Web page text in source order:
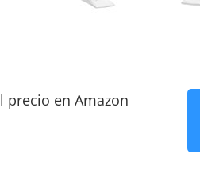
precio en Amazon